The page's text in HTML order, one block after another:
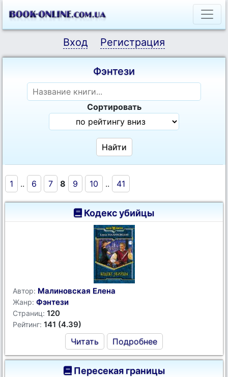
Вход Регистрация
Фэнтези
Сортировать
1 .. 6 7 8 9 10 .. 41
Кодекс убийцы
Автор: Малиновская Елена
Жанр: Фэнтези
Страниц: 120
Рейтинг: 141 (4.39)
Читать Подробнее
Пересекая границы